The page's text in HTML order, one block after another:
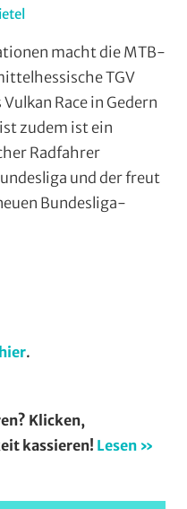
Country,
Mountainbike ,
TGV
Schotten,
Vereine
macht die MTB-
TGV
Race in Gedern
zudem ist ein
Radfahrer
und der freut
Bundesliga-
hier.
Klicken,
kassieren! Lesen »